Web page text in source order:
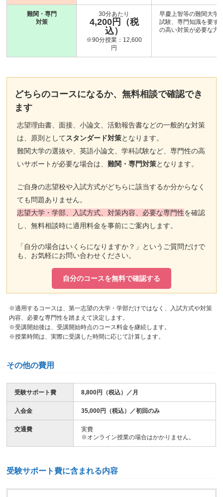
難関・専門
対策
30分あたり
4,200円（税
込）
※90分授業：12,600
円
早慶上智等の難関大学
試験、専門知識を要す
の高い対策が必要な方
どちらのコースになるか、無料相談で確認でき
ます
志望理由書、面接、小論文、活動報告書などの一般的な対策
は、原則としてスタンダード対策となります。
難関大学の選抜や、英語小論文、学科試験など、専門性の高
いサポートが必要な場合は、難関・専門対策となります。
ご自身の志望校や入試方式がどちらに該当するか分からなく
ても問題ありません。
志望大学・学部、入試方式、対策内容、必要な専門性を確認
し、無料相談時に適用料金を事前にご案内します。
「自分の場合はいくらになりますか？」というご質問だけで
も、お気軽にお問い合わせください。
自分のコースを無料で確認する
※適用するコースは、第一志望の大学・学部だけではなく、入試方式や対策
内容、必要な専門性を踏まえて決定します。
※受講開始後は、受講開始時点のコース料金を継続します。
※授業時間は、実際に受講した時間に応じて計算します。
その他の費用
受験サポート費 8,800円（税込）／月
入会金 35,000円（税込）／初回のみ
交通費
実費
※オンライン授業の場合はかかりません。
受験サポート費に含まれる内容